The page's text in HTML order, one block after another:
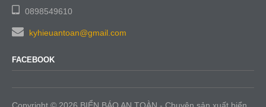
0898549610
kyhieuantoan@gmail.com
FACEBOOK
Copyright © 2026 BIỂN BÁO AN TOÀN - Chuyên sản xuất biển